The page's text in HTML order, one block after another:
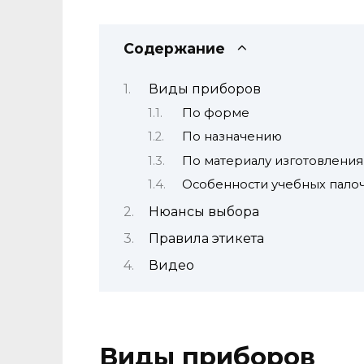
Содержание
Виды приборов
По форме
По назначению
По материалу изготовления
Особенности учебных
Нюансы выбора
Правила этикета
Видео
Виды приборов